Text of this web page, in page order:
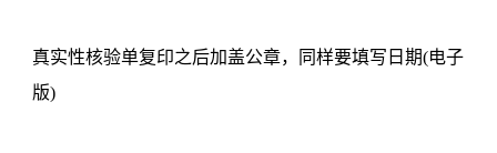
真实性核验单复印之后加盖公章，同样要填写日期(电子
版)